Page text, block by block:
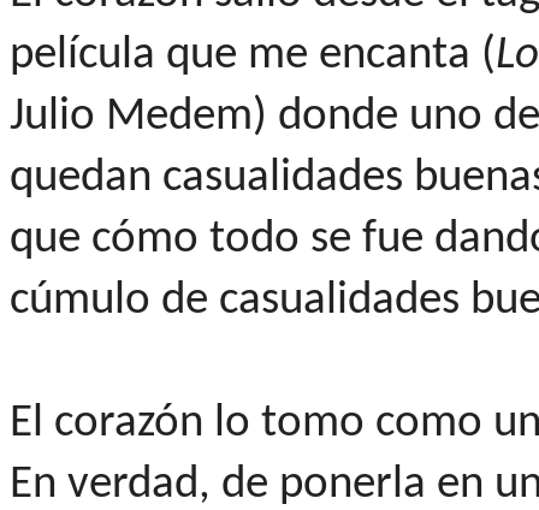
película que me encanta (
Julio Medem) donde uno
quedan casualidades
que cómo todo se fue
cúmulo de casualidades
El corazón lo tomo como
En verdad, de ponerla en